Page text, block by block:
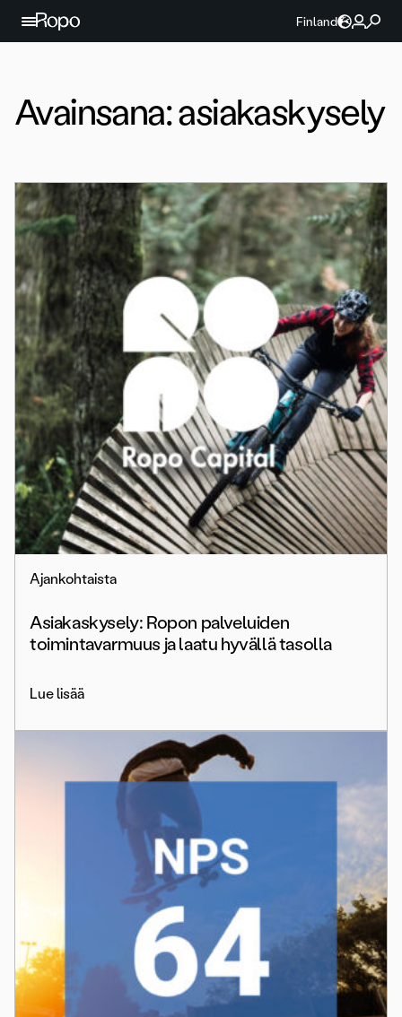
Jatka sisältöön
Finland
Avainsana:asiakaskysely
Ajankohtaista
Asiakaskysely: Ropon palveluiden
toimintavarmuus ja laatu hyvällä tasolla
Lue lisää